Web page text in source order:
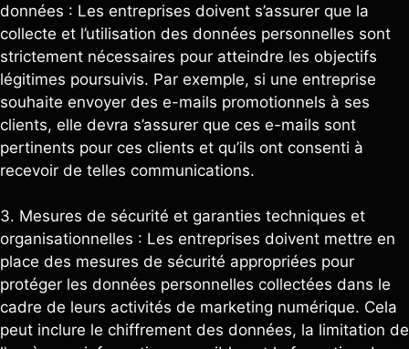
données : Les entreprises doivent s’assurer que la
collecte et l’utilisation des données personnelles sont
strictement nécessaires pour atteindre les objectifs
légitimes poursuivis. Par exemple, si une entreprise
souhaite envoyer des e-mails promotionnels à ses
clients, elle devra s’assurer que ces e-mails sont
pertinents pour ces clients et qu’ils ont consenti à
recevoir de telles communications.
3. Mesures de sécurité et garanties techniques et
organisationnelles : Les entreprises doivent mettre en
place des mesures de sécurité appropriées pour
protéger les données personnelles collectées dans le
cadre de leurs activités de marketing numérique. Cela
peut inclure le chiffrement des données, la limitation de